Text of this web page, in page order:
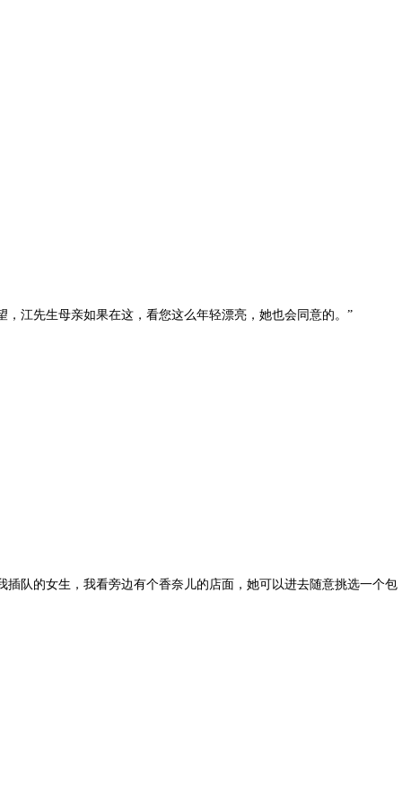
江先生母亲如果在这，看您这么年轻漂亮，她也会同意的。”
队的女生，我看旁边有个香奈儿的店面，她可以进去随意挑选一个包